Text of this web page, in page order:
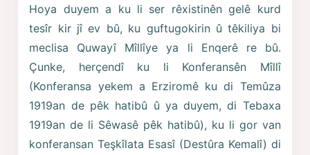
Hoya duyem a ku li ser rêxistinên gelê kurd
tesîr kir jî ev bû, ku guftugokirin û têkiliya bi
meclisa Quwayî Mîllîye ya li Enqerê re bû.
Çunke, herçendî ku li Konferansên Mîllî
(Konferansa yekem a Erziromê ku di Temûza
1919an de pêk hatibû û ya duyem, di Tebaxa
1919an de li Sêwasê pêk hatibû), ku li gor van
konferansan Teşkîlata Esasî (Destûra Kemalî) di